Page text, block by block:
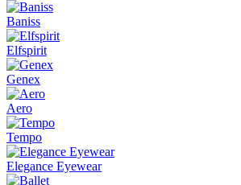
Baniss
Elfspirit
Genex
Aero
Tempo
Elegance Eyewear